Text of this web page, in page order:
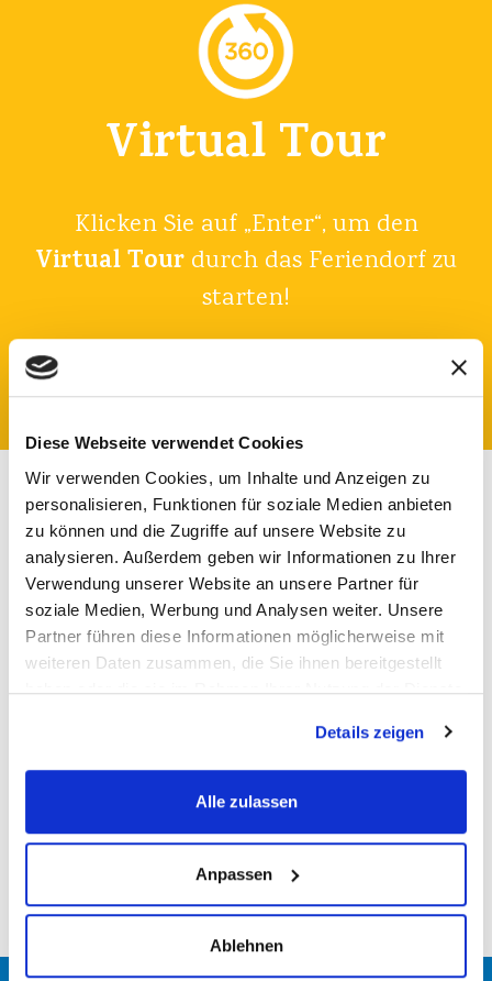
Diese Webseite verwendet Cookies
Wir verwenden Cookies, um Inhalte und Anzeigen zu
personalisieren, Funktionen für soziale Medien anbieten
zu können und die Zugriffe auf unsere Website zu
analysieren. Außerdem geben wir Informationen zu Ihrer
Verwendung unserer Website an unsere Partner für
soziale Medien, Werbung und Analysen weiter. Unsere
Partner führen diese Informationen möglicherweise mit
weiteren Daten zusammen, die Sie ihnen bereitgestellt
haben oder die sie im Rahmen Ihrer Nutzung der Dienste
https://www.villaggioholiday.it/de/cookie-
policy.aspx
Details zeigen
Alle zulassen
Anpassen
Ablehnen
Virtual Tour
Klicken Sie auf „Enter“, um den
Virtual Tourdurch das Feriendorf zu
starten!
Anerkennung und Partners